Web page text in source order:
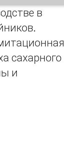
в
сахарного
и
основе